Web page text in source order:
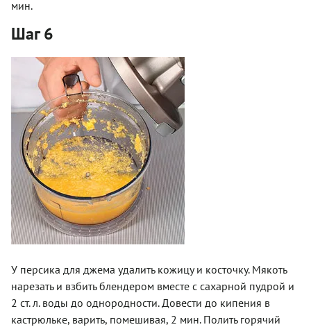
мин.
Шаг 6
У персика для джема удалить кожицу и косточку. Мякоть
нарезать и взбить блендером вместе с сахарной пудрой и
2 ст. л. воды до однородности. Довести до кипения в
кастрюльке, варить, помешивая, 2 мин. Полить горячий